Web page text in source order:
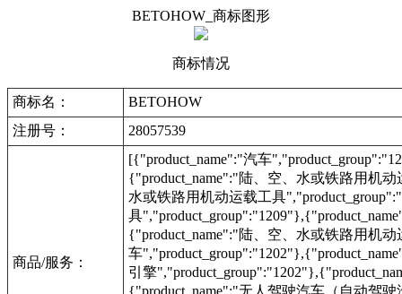
BETOHOW_商标图形
商标情况
商标名：
BETOHOW
注册号：
28057539
商品/服务：
[{"product_name":"汽车
{"product_name":"陆、空、水或铁路用机
水或铁路用机动运载工具
具
{"product_name":"陆、空、水或铁路用机
车
引擎
{"product_name":"无人驾驶汽车（自动驾